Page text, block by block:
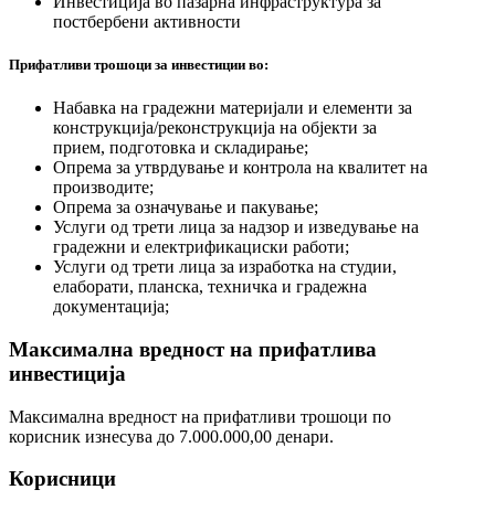
постбербени активности
Прифатливи трошоци за инвестиции во:
Набавка на градежни материјали и елементи за
конструкција/реконструкција на објекти за
прием, подготовка и складирање;
Опрема за утврдување и контрола на квалитет на
производите;
Опрема за означување и пакување;
Услуги од трети лица за надзор и изведување на
градежни и електрификациски работи;
Услуги од трети лица за изработка на студии,
елаборати, планска, техничка и градежна
документација;
Максимална вредност на прифатлива
инвестиција
Максимална вредност на прифатливи трошоци по
корисник изнесува до 7.000.000,00 денари.
Корисници